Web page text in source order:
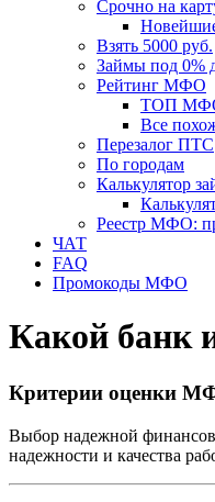
Срочно на
Взять 5000 руб.
Займы под 0%
Рейтинг МФО
ТОП
Все
Перезалог ПТС
По городам
Калькулятор
Реестр МФО:
ЧАТ
FAQ
Промокоды МФО
Какой банк
Критерии оценки
Выбор надежной
надежности и качества